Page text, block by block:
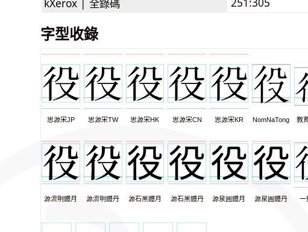
字型收錄
思源宋JP 思源宋TW 思源宋HK 思源宋CN 思源宋KR NomNaTong 教
源流明體月 源流明體丹 源石黑體月 源石黑體丹 源泉圓體月 源泉圓體丹 一